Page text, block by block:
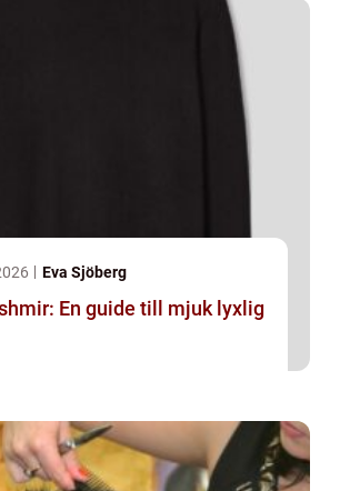
Eva Sjöberg
En guide till mjuk lyxlig